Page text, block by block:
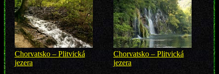
Chorvatsko – Plitvická
jezera
Chorvatsko – Plitvická
jezera